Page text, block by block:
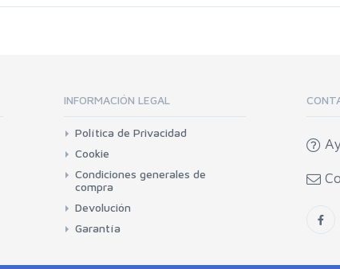
INFORMACIÓN LEGAL
Política de Privacidad
Cookie
Condiciones generales de
compra
Devolución
Garantía